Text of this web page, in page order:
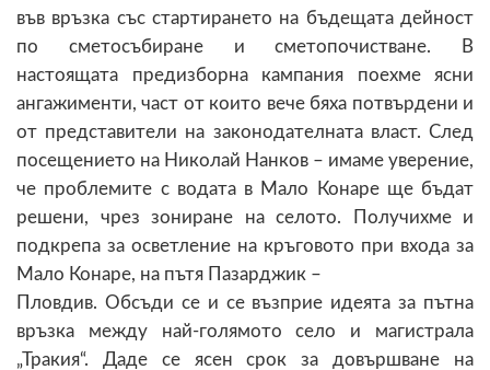
във връзка със стартирането на бъдещата дейност
по сметосъбиране и сметопочистване. В
настоящата предизборна кампания поехме ясни
ангажименти, част от които вече бяха потвърдени и
от представители на законодателната власт. След
посещението на Николай Нанков – имаме уверение,
че проблемите с водата в Мало Конаре ще бъдат
решени, чрез зониране на селото. Получихме и
подкрепа за осветление на кръговото при входа за
Мало Конаре, на пътя Пазарджик –
Пловдив. Обсъди се и се възприе идеята за пътна
връзка между най-голямото село и магистрала
„Тракия“. Даде се ясен срок за довършване на